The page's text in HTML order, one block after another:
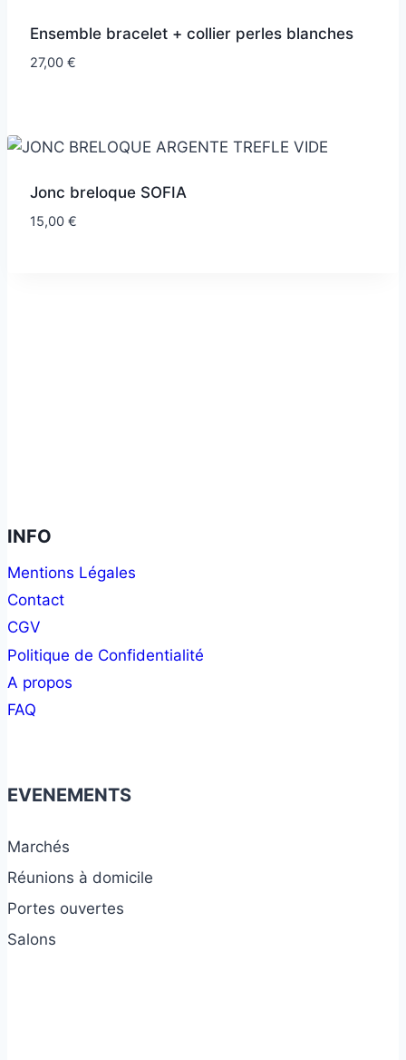
Ensemble bracelet + collier perles blanches
27,00 €
Jonc breloque SOFIA
15,00 €
INFO
Mentions Légales
Contact
CGV
Politique de Confidentialité
A propos
FAQ
EVENEMENTS
Marchés
Réunions à domicile
Portes ouvertes
Salons